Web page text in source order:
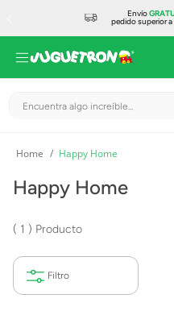
Envío
pedido superior a
Encuentra algo increíble...
Happy Home
Happy Home
1 Producto